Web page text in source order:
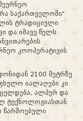
საქართველოში“
ტრადიციული
და იმავე წელს
კოოპერატივის
2100 მეტრზე
იალაღები კი
ალპურ და
ტექნოლოგიასთან
წარმოებული